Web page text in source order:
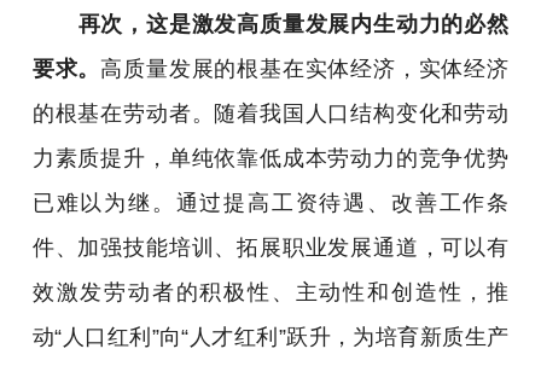
再次，这是激发高质量发展内生动力的必然
要求。 高质量发展的根基在实体经济，实体经济
的根基在劳动者。随着我国人口结构变化和劳动
力素质提升，单纯依靠低成本劳动力的竞争优势
已难以为继。通过提高工资待遇、改善工作条
件、加强技能培训、拓展职业发展通道，可以有
效激发劳动者的积极性、主动性和创造性，推
动“人口红利”向“人才红利”跃升，为培育新质生产